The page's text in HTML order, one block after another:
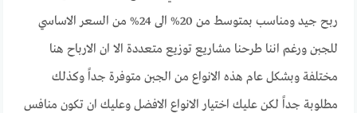
ربح جيد ومناسب بمتوسط من 20% الى 24% من السعر الاساسي
للجبن ورغم اننا طرحنا مشاريع توزيع متعددة الا ان الارباح هنا
مختلفة وبشكل عام هذه الانواع من الجبن متوفرة جداً وكذلك
مطلوبة جداً لكن عليك اختيار الانواع الافضل وعليك ان تكون منافس